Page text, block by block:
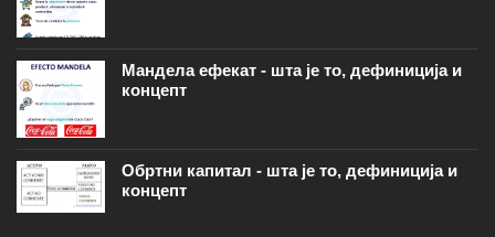
Мандела ефекат - шта је то, дефиниција и
концепт
Обртни капитал - шта је то, дефиниција и
концепт